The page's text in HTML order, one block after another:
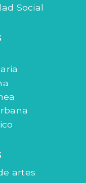
Social
artes